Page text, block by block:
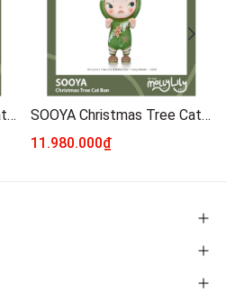
SOOYA Christmas Tree Cat Ban by SOOYA Studio
SOOYA Christmas Tree Cat Ban PLUS by SOOYA Studio
11.980.000₫